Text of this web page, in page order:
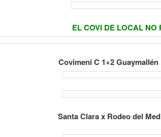
EL COVI DE LOCAL NO
Covimeni C 1×2
Santa Clara x Rodeo del